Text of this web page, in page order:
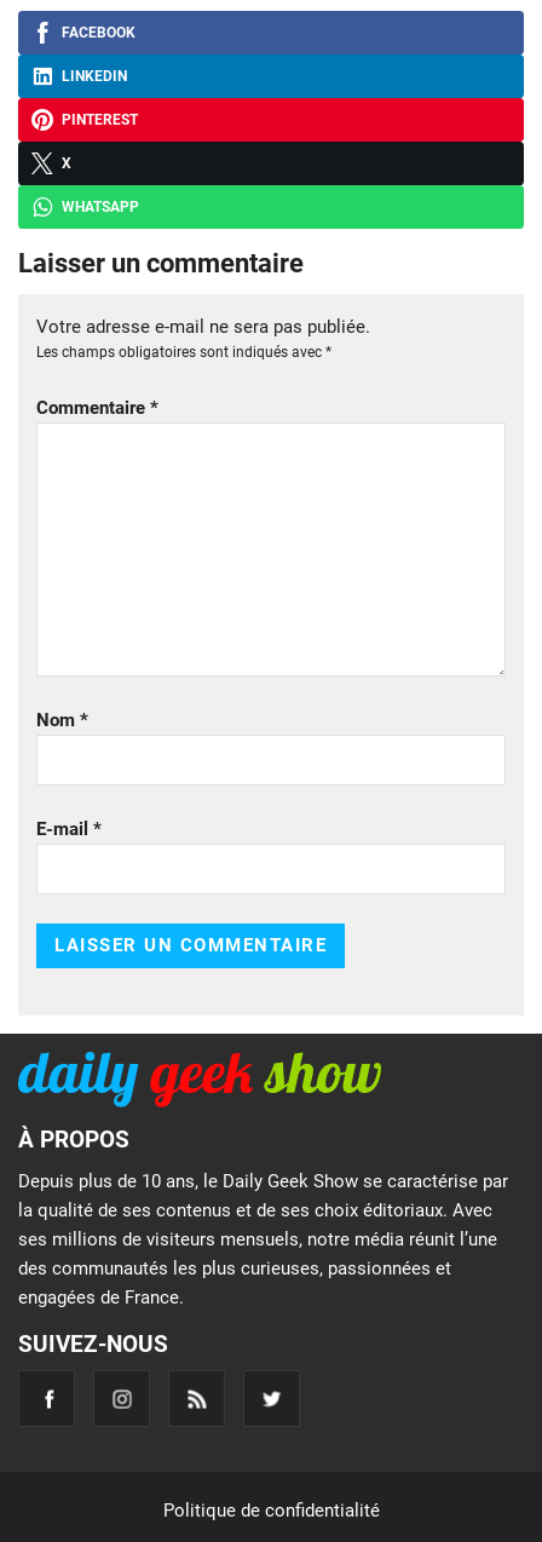
FACEBOOK
LINKEDIN
PINTEREST
X
WHATSAPP
Laisser un commentaire
Votre adresse e-mail ne sera pas publiée.
Les champs obligatoires sont indiqués avec *
Commentaire *
Nom *
E-mail *
À PROPOS
Depuis plus de 10 ans, le Daily Geek Show se caractérise par
la qualité de ses contenus et de ses choix éditoriaux. Avec
ses millions de visiteurs mensuels, notre média réunit l’une
des communautés les plus curieuses, passionnées et
engagées de France.
SUIVEZ-NOUS
Politique de confidentialité